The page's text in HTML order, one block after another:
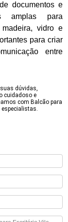
documentos e
amplas para
vidro e
para criar
entre
dúvidas,
cuidadoso e
com Balcão para
especialistas.